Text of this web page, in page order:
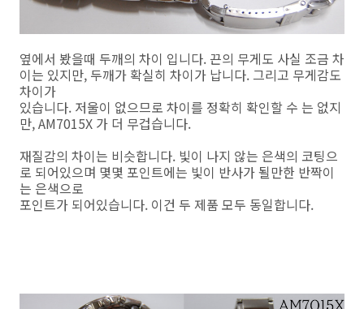
옆에서 봤을때 두깨의 차이 입니다. 끈의 무게도 사실 조금 차
이는 있지만, 두깨가 확실히 차이가 납니다. 그리고 무게감도
차이가
있습니다. 저울이 없으므로 차이를 정확히 확인할 수 는 없지
만, AM7015X 가 더 무겁습니다.
재질감의 차이는 비슷합니다. 빛이 나지 않는 은색의 코팅으
로 되어있으며 몇몇 포인트에는 빛이 반사가 될만한 반짝이
는 은색으로
포인트가 되어있습니다. 이건 두 제품 모두 동일합니다.